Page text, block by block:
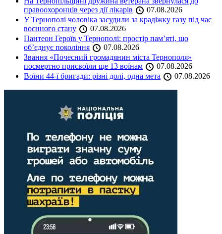
правоохоронців через дії лікарів
07.08.2026
У Тернополі чоловіка засудили за крадіжку газу під час
воєнного стану
07.08.2026
Пантеон Героїв у Тернополі: простір пам’яті, що
об’єднує покоління
07.08.2026
Звання «Почесний громадянин міста Тернополя»
посмертно присвоїли ще 13 воїнам
07.08.2026
Воїни 44-ї бригади: різні долі, одна мета
07.08.2026